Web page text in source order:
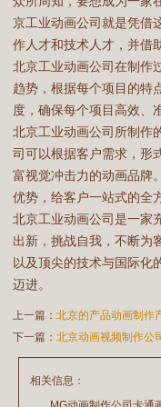
京工业动画公司就是凭借
作人才和技术人才，并借
北京工业动画公司在制作
趋势，根据每个项目的特
度，确保每个项目高效、
北京工业动画公司所制作
司可以根据客户需求，形
富视觉冲击力的动画品牌
优势，给客户一站式的全
北京工业动画公司是一家
出新，挑战自我，不断为
以及顶尖的技术与国际化
迈进。
上一篇： 北京的产品动画制作
下一篇： 北京动画视频制作公
相关信息：